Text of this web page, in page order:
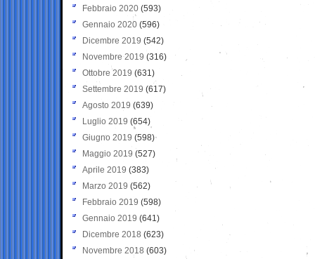
Febbraio 2020 (593)
Gennaio 2020 (596)
Dicembre 2019 (542)
Novembre 2019 (316)
Ottobre 2019 (631)
Settembre 2019 (617)
Agosto 2019 (639)
Luglio 2019 (654)
Giugno 2019 (598)
Maggio 2019 (527)
Aprile 2019 (383)
Marzo 2019 (562)
Febbraio 2019 (598)
Gennaio 2019 (641)
Dicembre 2018 (623)
Novembre 2018 (603)